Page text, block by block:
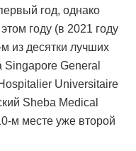
год, однако
году (в 2021 году
из десятки лучших
General
Universitaire
Sheba Medical
м месте уже второй